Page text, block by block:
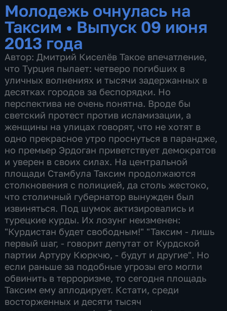
Молодежь очнулась на
Таксим • Выпуск 09 июня
2013 года
Автор: Дмитрий Киселёв Такое впечатление,
что Турция пылает: четверо погибших в
уличных волнениях и тысячи задержанных в
десятках городов за беспорядки. Но
перспектива не очень понятна. Вроде бы
светский протест против исламизации, а
женщины на улицах говорят, что не хотят в
одно прекрасное утро проснуться в парандже,
но премьер Эрдоган приветствует демократов
и уверен в своих силах. На центральной
площади Стамбула Таксим продолжаются
столкновения с полицией, да столь жестоко,
что столичный губернатор вынужден был
извиняться. Под шумок актизировались и
турецкие курды. Их лозунг неизменен:
"Курдистан будет свободным!" "Таксим - лишь
первый шаг, - говорит депутат от Курдской
партии Артуру Кюркчю, - будут и другие". Но
если раньше за подобные угрозы его могли
обвинить в терроризме, то сегодня площадь
Таксим ему аплодирует. Кстати, среди
восторженных и десяти тысяч